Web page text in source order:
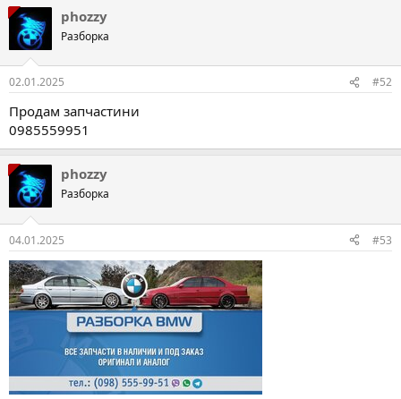
phozzy
Разборка
02.01.2025 #52
Продам запчастини
0985559951
phozzy
Разборка
04.01.2025 #53